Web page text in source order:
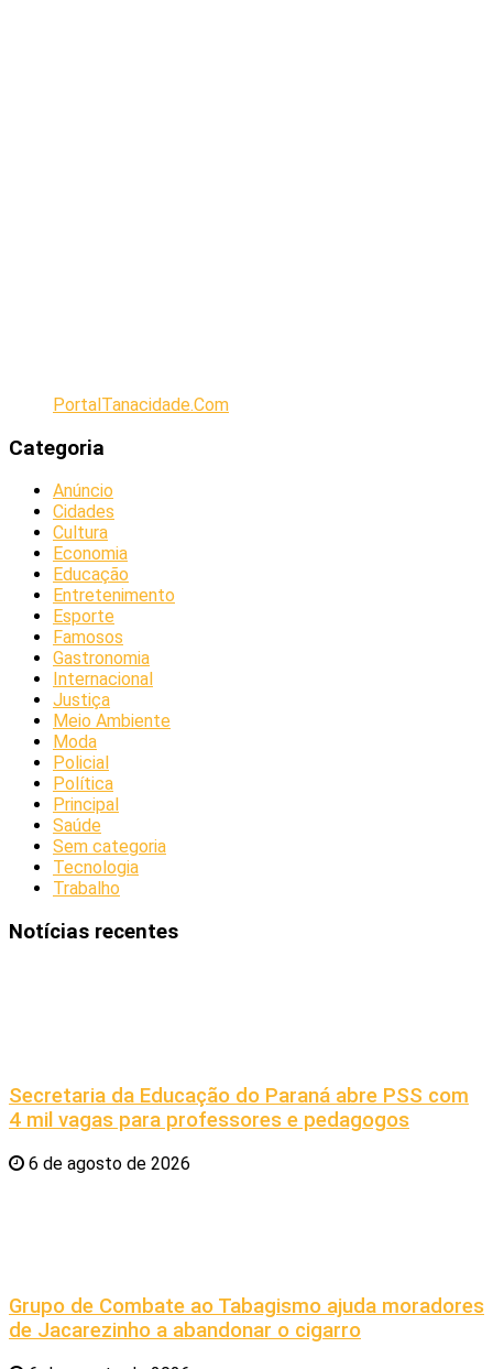
PortalTanacidade.Com
Categoria
Anúncio
Cidades
Cultura
Economia
Educação
Entretenimento
Esporte
Famosos
Gastronomia
Internacional
Justiça
Meio Ambiente
Moda
Policial
Política
Principal
Saúde
Sem categoria
Tecnologia
Trabalho
Notícias recentes
Secretaria da Educação do Paraná abre PSS com
4 mil vagas para professores e pedagogos
6 de agosto de 2026
Grupo de Combate ao Tabagismo ajuda moradores
de Jacarezinho a abandonar o cigarro